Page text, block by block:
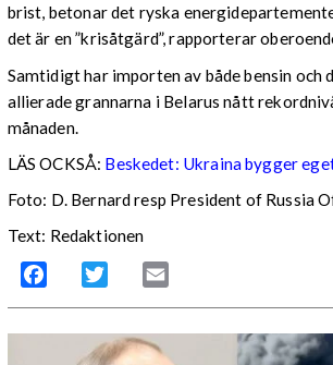
brist, betonar det ryska
det är en ”krisåtgärd”, rapporterar
Samtidigt har importen av både bensin och
allierade grannarna i Belarus nått
månaden.
LÄS OCKSÅ: Beskedet: Ukraina bygger
Foto: D. Bernard resp President of Russia
Text: Redaktionen
Facebook Twitter